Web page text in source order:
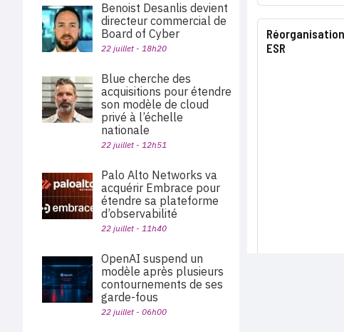
ESR
Benoist Desanlis devient
directeur commercial de
Board of Cyber
22 juillet - 18h20
Blue cherche des
acquisitions pour étendre
son modèle de cloud
privé à l’échelle
nationale
22 juillet - 12h51
Palo Alto Networks va
acquérir Embrace pour
étendre sa plateforme
d’observabilité
22 juillet - 11h40
OpenAI suspend un
modèle après plusieurs
contournements de ses
garde-fous
22 juillet - 06h00